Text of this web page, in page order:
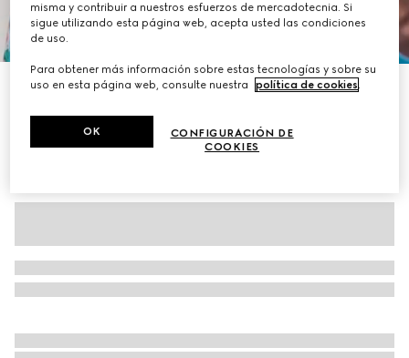
Pantalón corto de sarga de seda estampado
misma y contribuir a nuestros esfuerzos de mercadotecnia. Si
sigue utilizando esta página web, acepta usted las condiciones
de uso.
Para obtener más información sobre estas tecnologías y sobre su
uso en esta página web, consulte nuestra
política de cookies.
CONFIGURACIÓN DE
COOKIES
OK